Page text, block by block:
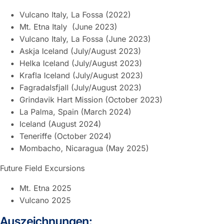
Vulcano Italy, La Fossa (2022)
Mt. Etna Italy (June 2023)
Vulcano Italy, La Fossa (June 2023)
Askja Iceland (July/August 2023)
Helka Iceland (July/August 2023)
Krafla Iceland (July/August 2023)
Fagradalsfjall (July/August 2023)
Grindavik Hart Mission (October 2023)
La Palma, Spain (March 2024)
Iceland (August 2024)
Teneriffe (October 2024)
Mombacho, Nicaragua (May 2025)
Future Field Excursions
Mt. Etna 2025
Vulcano 2025